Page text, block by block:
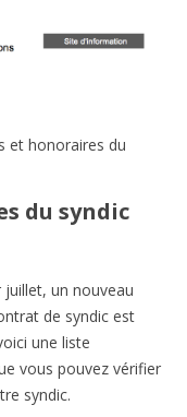
au contenu principal
et honoraires du
du syndic
juillet, un nouveau
de syndic est
une liste
vous pouvez vérifier
syndic.